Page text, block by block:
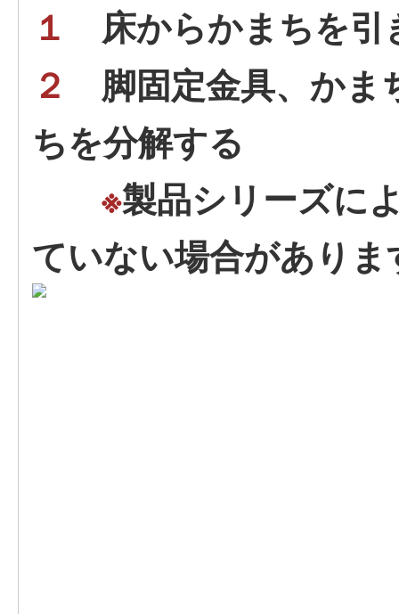
１
床からかまちを
２
脚固定金具、か
ちを分解する
※製品シリーズに
ていない場合がありま